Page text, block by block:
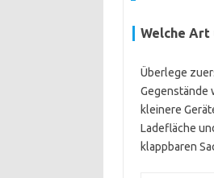
Welche
Überlege
Gegenstände
kleinere
Ladefläche
klappbaren